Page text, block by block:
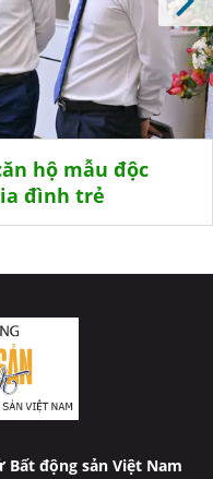
hộ mẫu độc
đình trẻ
Bất động sản Việt Nam